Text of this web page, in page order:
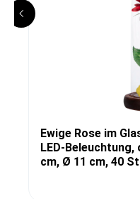
Ewige Rose im
LED-Beleuchtung,
cm, Ø 11 cm, 40